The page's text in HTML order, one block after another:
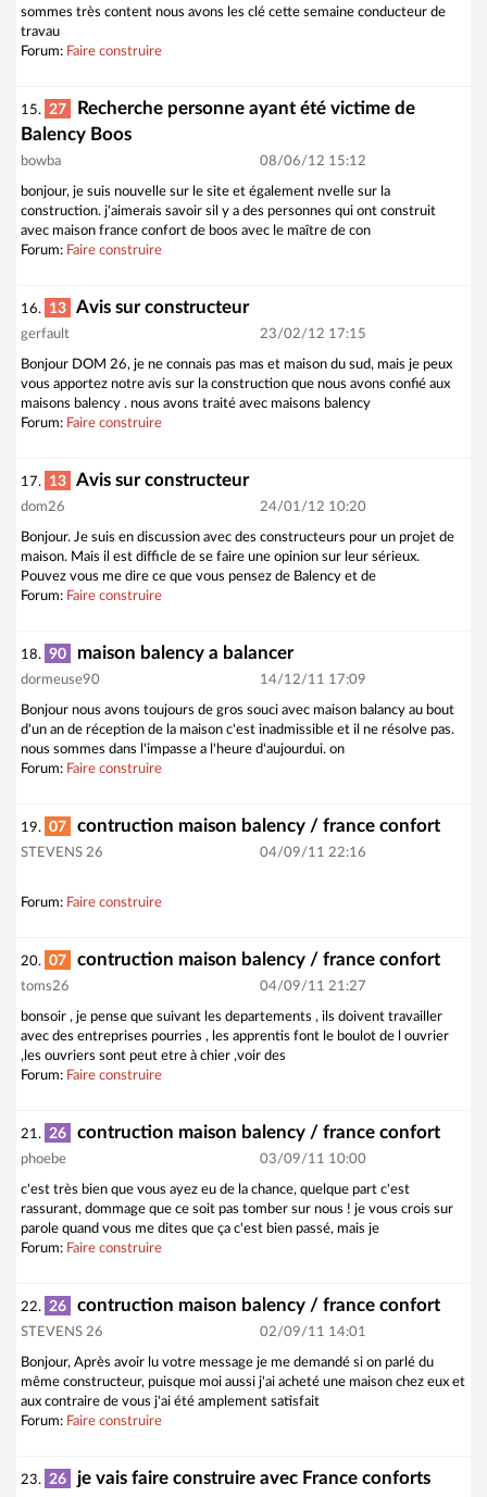
sommes très content nous avons les clé cette semaine conducteur de
travau
Forum: Faire construire
15. 27
Recherche personne ayant été victime de
Balency Boos
bowba 08/06/12 15:12
bonjour, je suis nouvelle sur le site et également nvelle sur la
construction. j'aimerais savoir sil y a des personnes qui ont construit
avec maison france confort de boos avec le maître de con
Forum: Faire construire
16. 13 Avis sur constructeur
gerfault 23/02/12 17:15
Bonjour DOM 26, je ne connais pas mas et maison du sud, mais je peux
vous apportez notre avis sur la construction que nous avons confié aux
maisons balency . nous avons traité avec maisons balency
Forum: Faire construire
17. 13 Avis sur constructeur
dom26 24/01/12 10:20
Bonjour. Je suis en discussion avec des constructeurs pour un projet de
maison. Mais il est difficle de se faire une opinion sur leur sérieux.
Pouvez vous me dire ce que vous pensez de Balency et de
Forum: Faire construire
18. 90 maison balency a balancer
dormeuse90 14/12/11 17:09
Bonjour nous avons toujours de gros souci avec maison balancy au bout
d'un an de réception de la maison c'est inadmissible et il ne résolve pas.
nous sommes dans l'impasse a l'heure d'aujourdui. on
Forum: Faire construire
19. 07 contruction maison balency / france confort
STEVENS 26 04/09/11 22:16
Forum: Faire construire
20. 07 contruction maison balency / france confort
toms26 04/09/11 21:27
bonsoir , je pense que suivant les departements , ils doivent travailler
avec des entreprises pourries , les apprentis font le boulot de l ouvrier
,les ouvriers sont peut etre à chier ,voir des
Forum: Faire construire
21. 26 contruction maison balency / france confort
phoebe 03/09/11 10:00
c'est très bien que vous ayez eu de la chance, quelque part c'est
rassurant, dommage que ce soit pas tomber sur nous ! je vous crois sur
parole quand vous me dites que ça c'est bien passé, mais je
Forum: Faire construire
22. 26 contruction maison balency / france confort
STEVENS 26 02/09/11 14:01
Bonjour, Après avoir lu votre message je me demandé si on parlé du
même constructeur, puisque moi aussi j'ai acheté une maison chez eux et
aux contraire de vous j'ai été amplement satisfait
Forum: Faire construire
23. 26 je vais faire construire avec France conforts